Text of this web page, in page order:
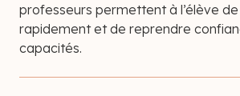
professeurs permettent à l’élève
rapidement et de reprendre
capacités.